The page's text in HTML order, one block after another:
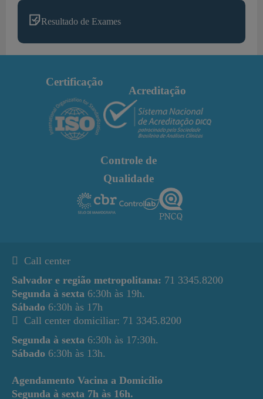
Resultado de Exames
Certificação
Acreditação
Controle de
Qualidade
Call center
Salvador e região metropolitana: 71 3345.8200
Segunda à sexta 6:30h às 19h.
Sábado 6:30h às 17h
Call center domiciliar: 71 3345.8200
Segunda à sexta 6:30h às 17:30h.
Sábado 6:30h às 13h.
Agendamento Vacina a Domicílio
Segunda à sexta 7h às 16h.